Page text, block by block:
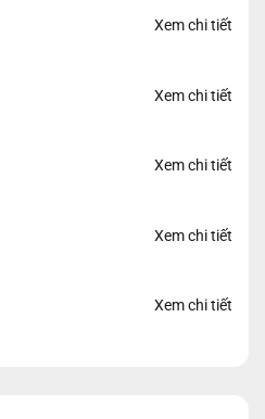
Xem chi tiết
Xem chi tiết
Xem chi tiết
Xem chi tiết
Xem chi tiết